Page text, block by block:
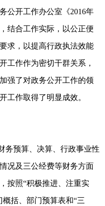
开工作办公室《2016年
结合工作实际，以公正便
求，以提高行政执法效能
工作作为密切干群关系，
强了对政务公开工作的领
工作取得了明显成效。
预算、决算、行政事业性
况及三公经费等财务方面
按照“积极推进、注重实
括、部门预算表和“三